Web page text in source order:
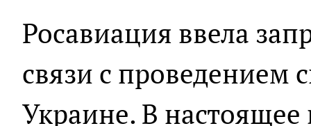
Росавиация ввела
связи с проведением
Украине. В